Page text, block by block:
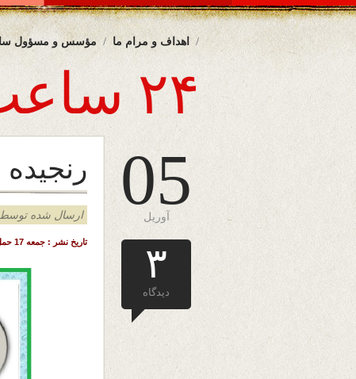
مؤسس و مسؤول اهداف و مرام ما
۲۴ ساعت
05
آوریل
۳
دیدگاه
رنجیده
ارسال شده توسط admin در
تاریخ نشر : جمعه 17 حمل (فروردین) 1403 خورشیدی – 5 اپریل 2024 میلادی – ملبورن – آسترالیا